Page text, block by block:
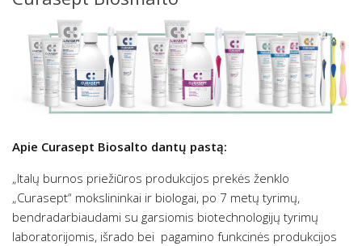
Apie Curasept Biosalto dantų pastą:
„Italų burnos priežiūros produkcijos prekės ženklo
„Curasept“ mokslininkai ir biologai, po 7 metų tyrimų,
bendradarbiaudami su garsiomis biotechnologijų tyrimų
laboratorijomis, išrado bei pagamino funkcinės produkcijos